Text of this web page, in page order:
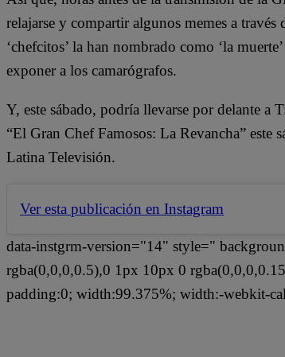
relajarse y compartir algunos memes a
‘chefcitos’ la han nombrado como ‘la
exponer a los camarógrafos.
Y, este sábado, podría llevarse por delante
“El Gran Chef Famosos: La Revancha” este
Latina Televisión.
Ver esta publicación en Instagram
data-instgrm-version="14" style="
rgba(0,0,0,0.5),0 1px 10px 0
padding:0; width:99.375%; width:-webkit-